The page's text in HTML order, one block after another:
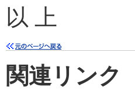
以 上
関連リンク